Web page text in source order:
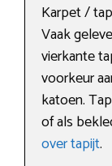
Karpet /
Vaak
vierkante
voorkeur
katoen.
of als
over tapijt.